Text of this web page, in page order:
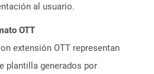
al usuario.
OTT
extensión OTT representan
plantilla generados por